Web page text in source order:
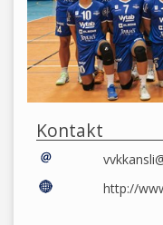
Kontakt
http://